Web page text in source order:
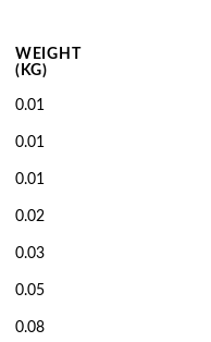
WEIGHT
(KG)
0.01
0.01
0.01
0.02
0.03
0.05
0.08